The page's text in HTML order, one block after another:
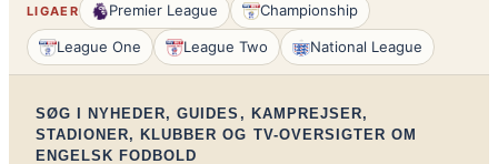
LIGAER Premier League Championship
League One League Two National League
SØG I NYHEDER, GUIDES, KAMPREJSER,
STADIONER, KLUBBER OG TV-OVERSIGTER OM
ENGELSK FODBOLD